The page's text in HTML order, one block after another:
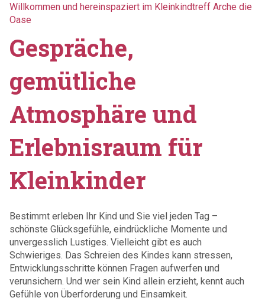
Willkommen und hereinspaziert im Kleinkindtreff Arche die
Oase
Gespräche,
gemütliche
Atmosphäre und
Erlebnisraum für
Kleinkinder
Bestimmt erleben Ihr Kind und Sie viel jeden Tag –
schönste Glücksgefühle, eindrückliche Momente und
unvergesslich Lustiges. Vielleicht gibt es auch
Schwieriges. Das Schreien des Kindes kann stressen,
Entwicklungsschritte können Fragen aufwerfen und
verunsichern. Und wer sein Kind allein erzieht, kennt auch
Gefühle von Überforderung und Einsamkeit.